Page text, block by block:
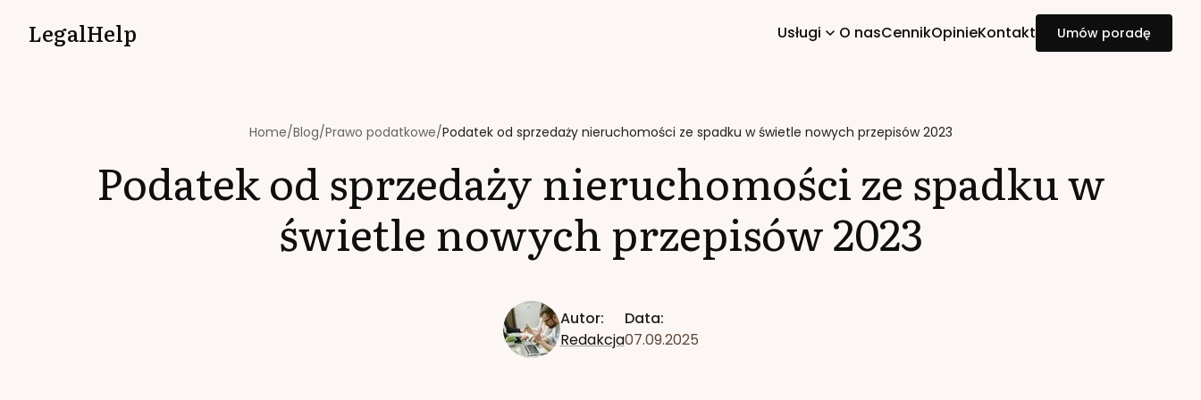
LegalHelp Usługi O nasCennikOpinieKontakt Umów poradę
Home/Blog/Prawo podatkowe/Podatek od sprzedaży nieruchomości ze spadku w świetle nowych przepisów 2023
Podatek od sprzedaży nieruchomości ze spadku w
świetle nowych przepisów 2023
Autor:
Redakcja
Data:
07.09.2025